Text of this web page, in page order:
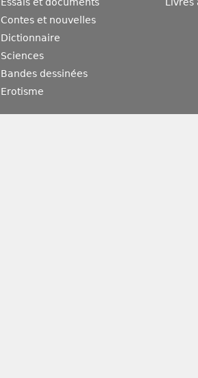
Essais et documents
Contes et nouvelles
Dictionnaire
Sciences
Bandes dessinées
Erotisme
Livres